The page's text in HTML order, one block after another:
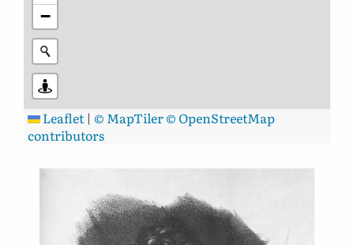
−
Leaflet | © MapTiler© OpenStreetMap
contributors